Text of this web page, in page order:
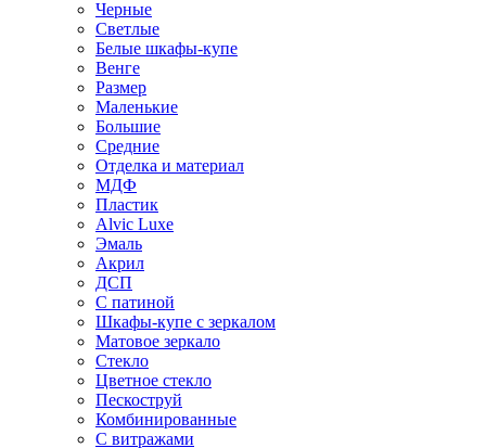
Черные
Светлые
Белые шкафы-купе
Венге
Размер
Маленькие
Большие
Средние
Отделка и материал
МДФ
Пластик
Alvic Luxe
Эмаль
Акрил
ДСП
С патиной
Шкафы-купе с зеркалом
Матовое зеркало
Стекло
Цветное стекло
Пескоструй
Комбинированные
С витражами